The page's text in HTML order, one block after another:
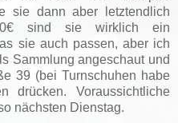
sie dann aber letztendlich
sind sie wirklich ein
sie auch passen, aber ich
Sammlung angeschaut und
39 (bei Turnschuhen habe
Voraussichtliche
nächsten Dienstag.